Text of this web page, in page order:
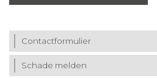
Contactformulier
Schade melden